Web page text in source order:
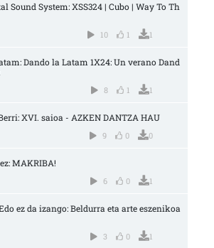
Sound System: XSS324 | Cubo | Way To Th
10 1 1
Dando la Latam 1X24: Un verano Dand
8 1 1
XVI. saioa - AZKEN DANTZA HAU
9 0 0
MAKRIBA!
6 0 1
ez da izango: Beldurra eta arte eszenikoa
3 0 1